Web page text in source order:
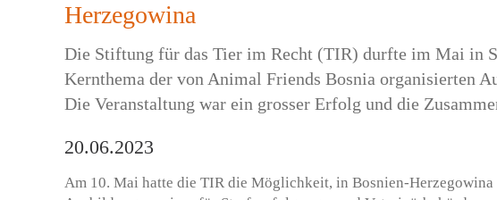
Herzegowina
Die Stiftung für das Tier im Recht (TIR) durfte im Mai in
Kernthema der von Animal Friends Bosnia organisierten
Die Veranstaltung war ein grosser Erfolg und die
20.06.2023
Am 10. Mai hatte die TIR die Möglichkeit, in Bosnien-Herzegowina